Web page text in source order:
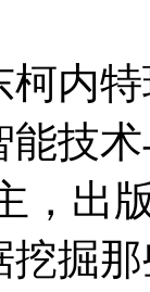
柯内
能技
，出
挖掘